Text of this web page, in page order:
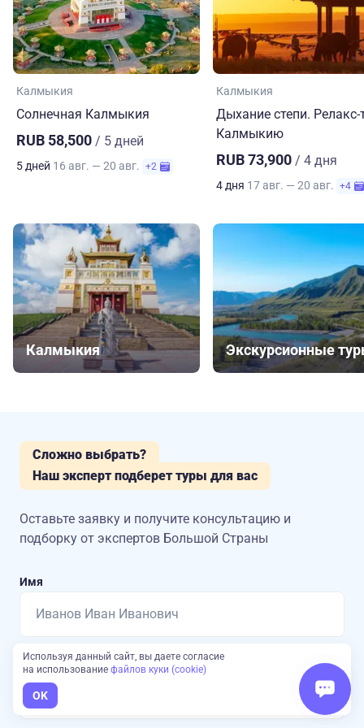
Калмыкия
Солнечная Калмыкия
RUB 58,500 / 5 дней
5 дней 16 авг. — 20 авг. +2
Калмыкия
Дыхание степи. Релакс-
Калмыкию
RUB 73,900 / 4 дня
4 дня 17 авг. — 20 авг. +4
Калмыкия Экскурсионные
Сложно выбрать?
Наш эксперт подберет туры для вас
Оставьте заявку и получите консультацию и
подборку от экспертов Большой Страны
Имя
Номер телефона
Используя данный сайт, вы даете согласие
на использование файлов куки (cookie)
OK